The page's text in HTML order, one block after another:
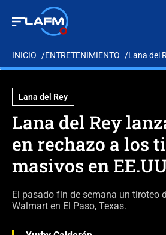
INICIO ENTRETENIMIENTO Lana del
Lana del Rey
Lana del Rey
en rechazo a los
masivos en
El pasado fin de semana un tiroteo
Walmart en El Paso, Texas.